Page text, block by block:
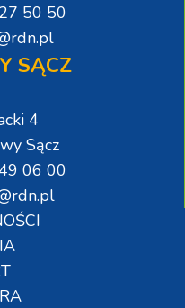
50 50
SĄCZ
4
Sącz
06 00